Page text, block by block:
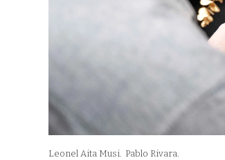
Leonel Aita Musi. Pablo Rivara.